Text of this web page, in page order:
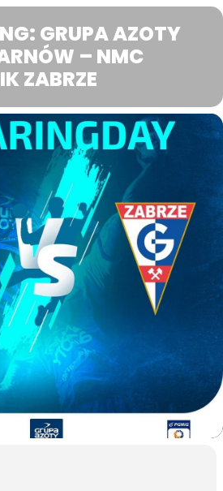
GRUPA AZOTY
– NMC
ZABRZE